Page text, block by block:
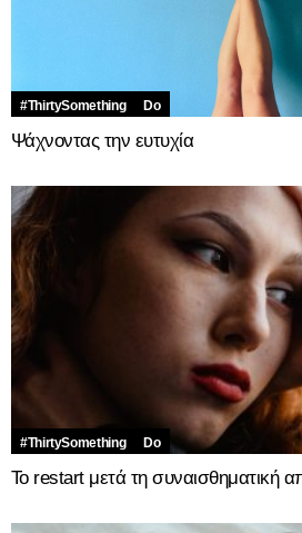
#ThirtySomething Do
Ψάχνοντας την ευτυχία
#ThirtySomething Do
Το restart μετά τη συναισθηματική